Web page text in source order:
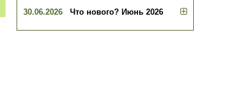
30.06.2026 Что нового? Июнь 2026